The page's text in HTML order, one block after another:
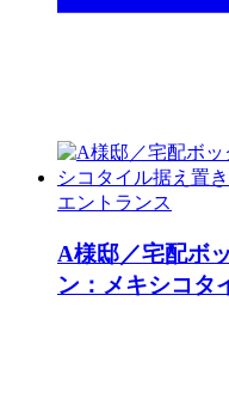
エントランス
A様邸／宅配ボ
ン：メキシコタ